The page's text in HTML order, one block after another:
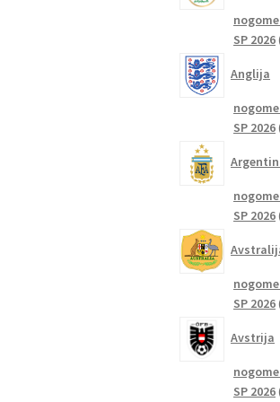
SP 2026
Anglija
SP 2026
SP 2026
SP 2026
Avstrija
SP 2026